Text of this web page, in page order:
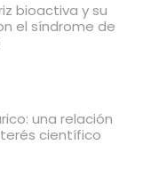
bioactiva y su
el síndrome de
una relación
científico